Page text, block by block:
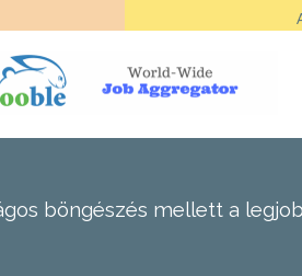
böngészés mellett a